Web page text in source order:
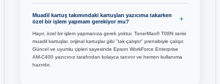
Muadil kartuş takımındaki kartuşları yazıcıma takarken
özel bir işlem yapmam gerekiyor mu?
Hayır, özel bir işlem yapmanıza gerek yoktur. TonerMax® T08N serisi
muadil kartuşlar, orijinal kartuşlar gibi "tak-çalıştır" prensibiyle çalışır.
Güncel ve uyumlu çipleri sayesinde Epson WorkForce Enterprise
AM-C400 yazıcınız tarafından kolayca tanınır ve hemen kullanıma
hazırdır.